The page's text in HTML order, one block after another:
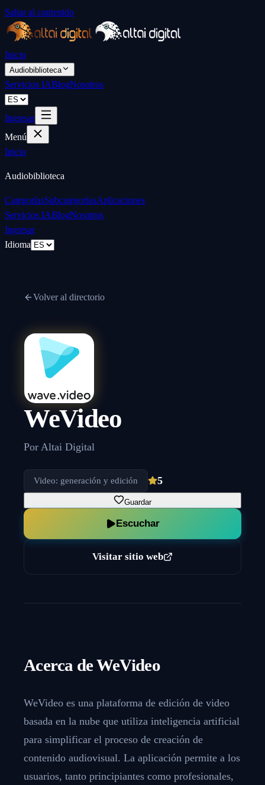
Saltar al contenido
Inicio
Audiobiblioteca
Servicios IABlogNosotros
Ingresar
Menú
Inicio
Audiobiblioteca
CategoríasSubcategoríasAplicaciones
Servicios IABlogNosotros
Ingresar
Idioma
Volver al directorio
WeVideo
Por Altai Digital
Video: generación y edición 5
Guardar
Escuchar
Visitar sitio web
Acerca deWeVideo
WeVideo es una plataforma de edición de video
basada en la nube que utiliza inteligencia artificial
para simplificar el proceso de creación de
contenido audiovisual. La aplicación permite a los
usuarios, tanto principiantes como profesionales,